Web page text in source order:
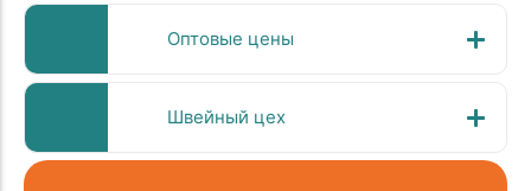
Оптовые цены
Швейный цех